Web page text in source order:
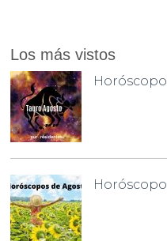
Los más vistos